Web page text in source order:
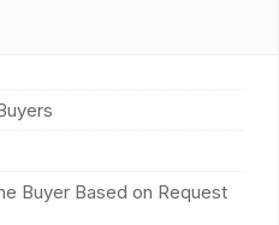
Buyer Based on Request